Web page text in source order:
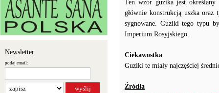
Newsletter
podaj email:
Ten wzór guzika jest
głównie konstrukcją uszka oraz
sygnowane. Guziki tego typu
Imperium Rosyjskiego.
Ciekawostka
Guziki te miały najczęściej
Źródła